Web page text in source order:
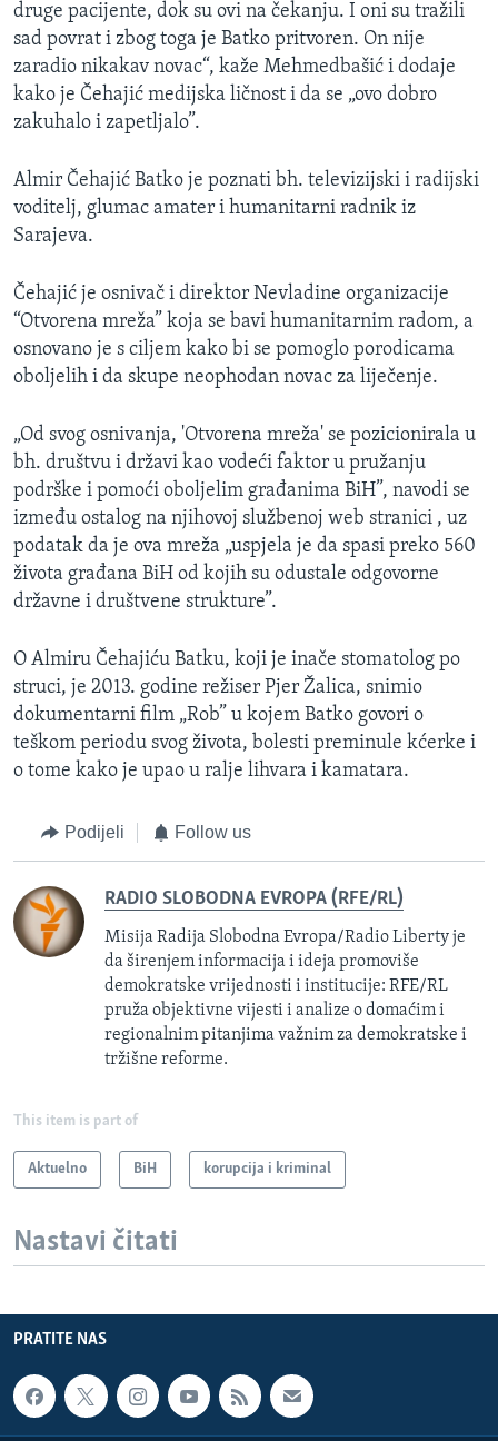
druge pacijente, dok su ovi na čekanju. I oni su tražili
sad povrat i zbog toga je Batko pritvoren. On nije
zaradio nikakav novac“, kaže Mehmedbašić i dodaje
kako je Čehajić medijska ličnost i da se „ovo dobro
zakuhalo i zapetljalo”.
Almir Čehajić Batko je poznati bh. televizijski i radijski
voditelj, glumac amater i humanitarni radnik iz
Sarajeva.
Čehajić je osnivač i direktor Nevladine organizacije
“Otvorena mreža” koja se bavi humanitarnim radom, a
osnovano je s ciljem kako bi se pomoglo porodicama
oboljelih i da skupe neophodan novac za liječenje.
„Od svog osnivanja, 'Otvorena mreža' se pozicionirala u
bh. društvu i državi kao vodeći faktor u pružanju
podrške i pomoći oboljelim građanima BiH”, navodi se
između ostalog na njihovoj službenoj web stranici , uz
podatak da je ova mreža „uspjela je da spasi preko 560
života građana BiH od kojih su odustale odgovorne
državne i društvene strukture”.
O Almiru Čehajiću Batku, koji je inače stomatolog po
struci, je 2013. godine režiser Pjer Žalica, snimio
dokumentarni film „Rob” u kojem Batko govori o
teškom periodu svog života, bolesti preminule kćerke i
o tome kako je upao u ralje lihvara i kamatara.
Podijeli Follow us
RADIO SLOBODNA EVROPA (RFE/RL)
Misija Radija Slobodna Evropa/Radio Liberty je
da širenjem informacija i ideja promoviše
demokratske vrijednosti i institucije: RFE/RL
pruža objektivne vijesti i analize o domaćim i
regionalnim pitanjima važnim za demokratske i
tržišne reforme.
This item is part of
Aktuelno BiH korupcija i kriminal
Nastavi čitati
PRATITE NAS